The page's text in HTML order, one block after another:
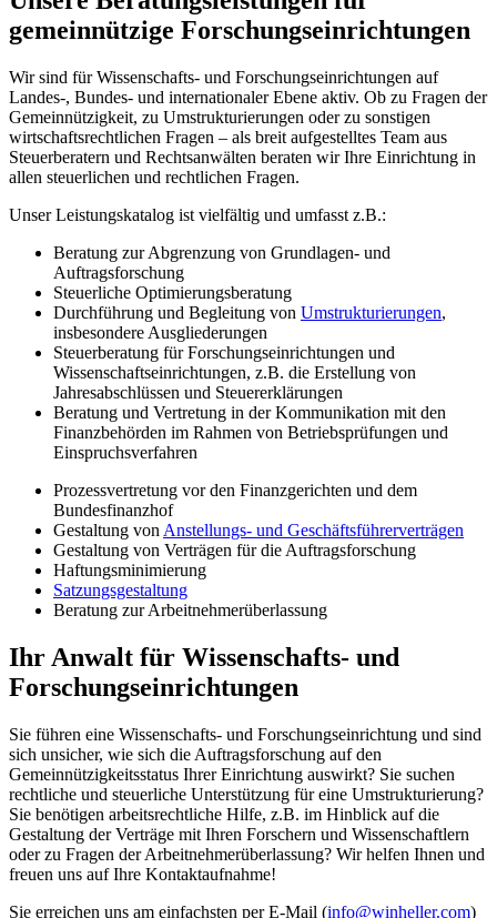
gemeinnützige Forschungseinrichtungen
Wir sind für Wissenschafts- und Forschungseinrichtungen auf
Landes-, Bundes- und internationaler Ebene aktiv. Ob zu Fragen der
Gemeinnützigkeit, zu Umstrukturierungen oder zu sonstigen
wirtschaftsrechtlichen Fragen – als breit aufgestelltes Team aus
Steuerberatern und Rechtsanwälten beraten wir Ihre Einrichtung in
allen steuerlichen und rechtlichen Fragen.
Unser Leistungskatalog ist vielfältig und umfasst z.B.:
Beratung zur Abgrenzung von Grundlagen- und
Auftragsforschung
Steuerliche Optimierungsberatung
Durchführung und Begleitung von Umstrukturierungen,
insbesondere Ausgliederungen
Steuerberatung für Forschungseinrichtungen und
Wissenschaftseinrichtungen, z.B. die Erstellung von
Jahresabschlüssen und Steuererklärungen
Beratung und Vertretung in der Kommunikation mit den
Finanzbehörden im Rahmen von Betriebsprüfungen und
Einspruchsverfahren
Prozessvertretung vor den Finanzgerichten und dem
Bundesfinanzhof
Gestaltung von Anstellungs- und Geschäftsführerverträgen
Gestaltung von Verträgen für die Auftragsforschung
Haftungsminimierung
Satzungsgestaltung
Beratung zur Arbeitnehmerüberlassung
Ihr Anwalt für Wissenschafts- und
Forschungseinrichtungen
Sie führen eine Wissenschafts- und Forschungseinrichtung und sind
sich unsicher, wie sich die Auftragsforschung auf den
Gemeinnützigkeitsstatus Ihrer Einrichtung auswirkt? Sie suchen
rechtliche und steuerliche Unterstützung für eine Umstrukturierung?
Sie benötigen arbeitsrechtliche Hilfe, z.B. im Hinblick auf die
Gestaltung der Verträge mit Ihren Forschern und Wissenschaftlern
oder zu Fragen der Arbeitnehmerüberlassung? Wir helfen Ihnen und
freuen uns auf Ihre Kontaktaufnahme!
Sie erreichen uns am einfachsten per E-Mail (info@winheller.com)